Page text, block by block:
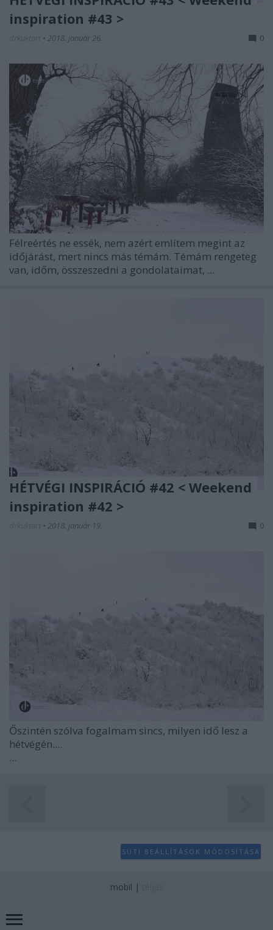
inspiration #43 >
• 2018. január 26. 0
Félreértés ne essék, nem azért említem megint az
időjárást, mert nincs más témám. Témám rengeteg
van, időm, összeszedni a gondolataimat, ...
HÉTVÉGI INSPIRÁCIÓ #42 < Weekend
inspiration #42 >
• 2018. január 19. 0
Őszintén szólva fogalmam sincs, milyen idő lesz a
hétvégén....
...
SÜTI BEÁLLÍTÁSOK MÓDOSÍTÁSA
mobil |